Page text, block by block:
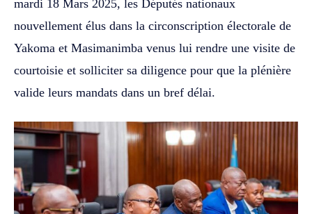
mardi 18 Mars 2025, les Députés nationaux
nouvellement élus dans la circonscription électorale de
Yakoma et Masimanimba venus lui rendre une visite de
courtoisie et solliciter sa diligence pour que la plénière
valide leurs mandats dans un bref délai.